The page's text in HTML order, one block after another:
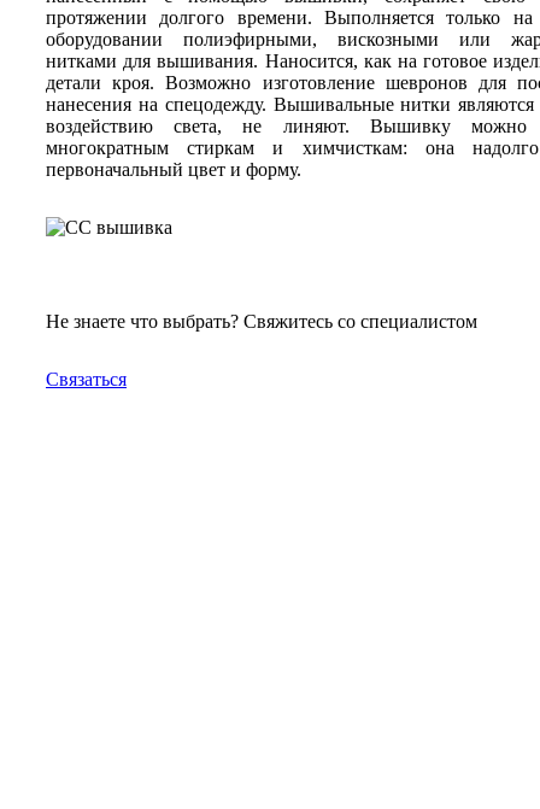
протяжении долгого времени. Выполняется только
оборудовании полиэфирными, вискозными или
нитками для вышивания. Наносится, как на готовое
детали кроя. Возможно изготовление шевронов для
нанесения на спецодежду. Вышивальные нитки
воздействию света, не линяют. Вышивку можно
многократным стиркам и химчисткам: она надолго
первоначальный цвет и форму.
Не знаете что выбрать? Свяжитесь со специалистом
Связаться